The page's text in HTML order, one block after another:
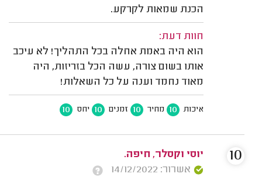
הכנת שמאות לקרקע.
חוות דעת:
הוא היה באמת אחלה בכל התהליך! לא עיכב
אותו בשום צורה, עשה הכל בזריזות, היה
מאוד נחמד וענה על כל השאלות!
איכות 10 מחיר 10 זמנים 10 יחס 10
יוסי וקסלר, חיפה.
אשרור: 14/12/2022
10